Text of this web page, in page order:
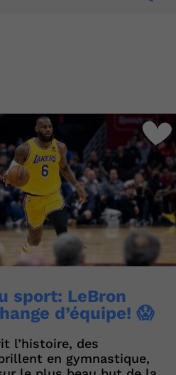
sport: LeBron
d’équipe! 😱
l’histoire, des
en gymnastique,